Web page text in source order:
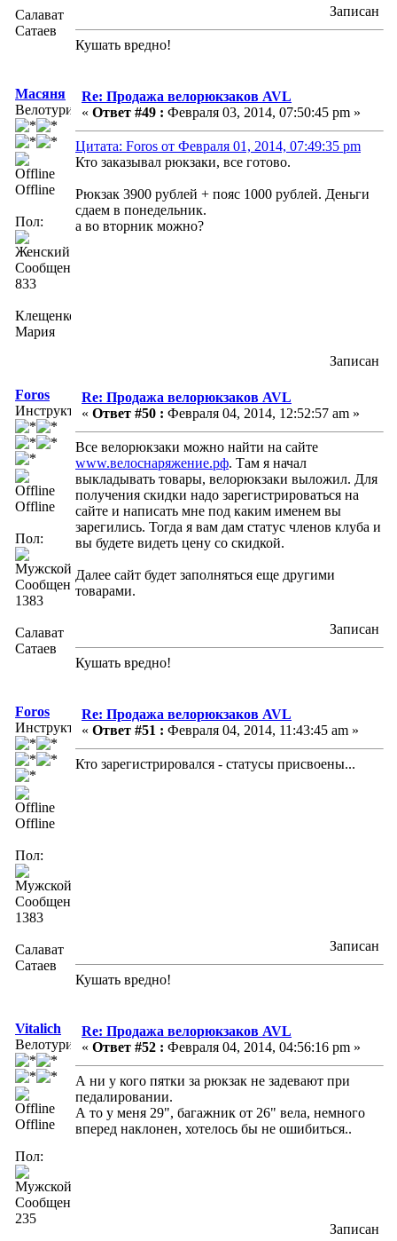
Салават
Сатаев
Записан
Кушать вредно!
Масяня
Велотурист
Offline
Пол:
Сообщений:
833
Клещенко
Мария
Re: Продажа велорюкзаков AVL
« Ответ #49 : Февраля 03, 2014, 07:50:45 pm »
Цитата: Foros от Февраля 01, 2014, 07:49:35 pm
Кто заказывал рюкзаки, все готово.
Рюкзак 3900 рублей + пояс 1000 рублей. Деньги
сдаем в понедельник.
а во вторник можно?
Записан
Foros
Инструктор
Offline
Пол:
Сообщений:
1383
Салават
Сатаев
Re: Продажа велорюкзаков AVL
« Ответ #50 : Февраля 04, 2014, 12:52:57 am »
Все велорюкзаки можно найти на сайте
www.велоснаряжение.рф. Там я начал
выкладывать товары, велорюкзаки выложил. Для
получения скидки надо зарегистрироваться на
сайте и написать мне под каким именем вы
зарегились. Тогда я вам дам статус членов клуба и
вы будете видеть цену со скидкой.
Далее сайт будет заполняться еще другими
товарами.
Записан
Кушать вредно!
Foros
Инструктор
Offline
Пол:
Сообщений:
1383
Салават
Сатаев
Re: Продажа велорюкзаков AVL
« Ответ #51 : Февраля 04, 2014, 11:43:45 am »
Кто зарегистрировался - статусы присвоены...
Записан
Кушать вредно!
Vitalich
Велотурист
Offline
Пол:
Сообщений:
235
Re: Продажа велорюкзаков AVL
« Ответ #52 : Февраля 04, 2014, 04:56:16 pm »
А ни у кого пятки за рюкзак не задевают при
педалировании.
А то у меня 29", багажник от 26" вела, немного
вперед наклонен, хотелось бы не ошибиться..
Записан